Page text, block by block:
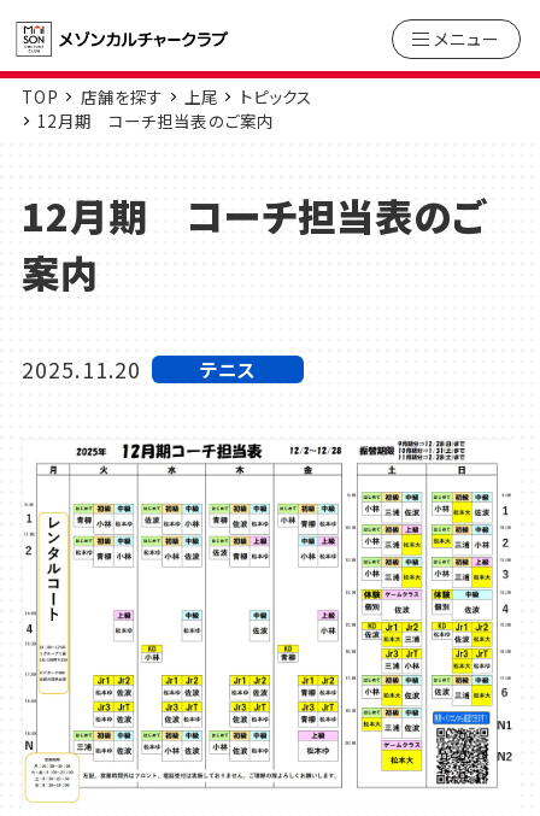
メニュー
TOP 店舗を探す 上尾
トピックス
12月期 コーチ担当表のご案内
12月期 コーチ担当表のご
案内
2025.11.20 テニス